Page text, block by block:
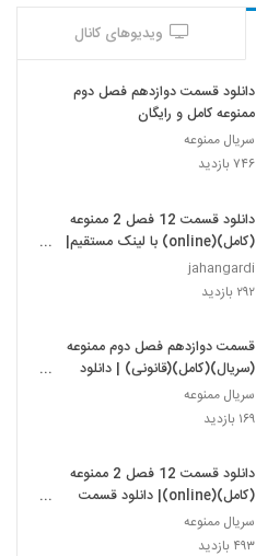
ویدیوهای کانال
دانلود قسمت دوازدهم فصل دوم
ممنوعه کامل و رایگان
سریال ممنوعه
۷۴۶ بازدید
دانلود قسمت 12 فصل 2 ممنوعه
(کامل)(online) با لینک مستقیم|
دانلود قسمت دوازدهم فصل دوم
ممنوعه (قانونی)
jahangardi
۲۹۲ بازدید
قسمت دوازدهم فصل دوم ممنوعه
(سریال)(کامل)(قانونی) | دانلود
480
سریال ممنوعه
۱۶۹ بازدید
دانلود قسمت 12 فصل 2 ممنوعه
(کامل)(online)| دانلود قسمت
دوازدهم فصل دوم ممنوعه (قانونی)
سریال ممنوعه
۴۹۳ بازدید